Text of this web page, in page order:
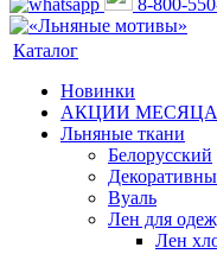
8-800-
Каталог
Новинки
АКЦИИ МЕСЯЦА
Льняные ткани
Белорусский
Вуаль
Лен для
Лен